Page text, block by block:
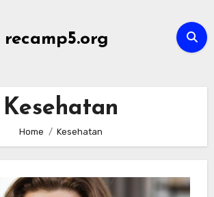
recamp5.org
Kesehatan
Home Kesehatan